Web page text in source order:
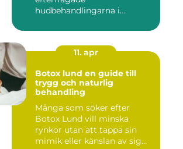
hudbehandlingarna i
11. apr
Botox lund en guide till
trygg och naturlig
behandling
Många som söker efter
Botox Lund vill minska
rynkor utan att tappa sin
mimik eller känslan av sig